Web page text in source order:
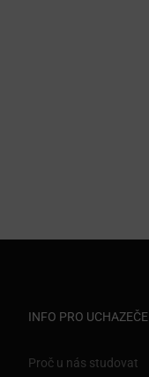
INFO PRO UCHAZEČE
Proč u nás studovat